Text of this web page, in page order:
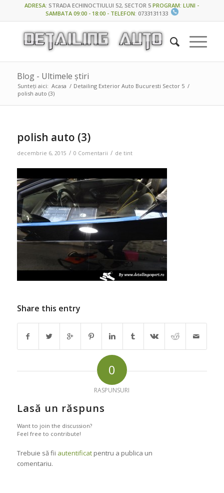
ADRESA:STRADA ECHINOCTIULUI 52, SECTOR 5 PROGRAM: LUNI -
SAMBATA 09:00 - 18:00 - TELEFON: 0733131133
Blog - Ultimele știri
Sunteți aici: Acasa / Detailing Exterior Auto Bucuresti Sector 5 /
polish auto (3)
polish auto (3)
decembrie 6, 2015 / 0 Comentarii / de tint
Share this entry
0
RASPUNSURI
Lasă un răspuns
Want to join the discussion?
Feel free to contribute!
Trebuie să fii autentificatpentru a publica un
comentariu.